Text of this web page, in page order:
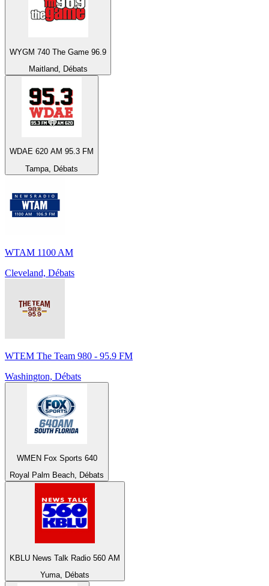
WYGM 740 The Game 96.9
Maitland, Débats
WDAE 620 AM 95.3 FM
Tampa, Débats
WTAM 1100 AM
Cleveland, Débats
WTEM The Team 980 - 95.9 FM
Washington, Débats
WMEN Fox Sports 640
Royal Palm Beach, Débats
KBLU News Talk Radio 560 AM
Yuma, Débats